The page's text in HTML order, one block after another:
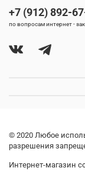
+7 (912) 892-
по вопросам интернет -
© 2020 Любое
разрешения
Интернет-магазин